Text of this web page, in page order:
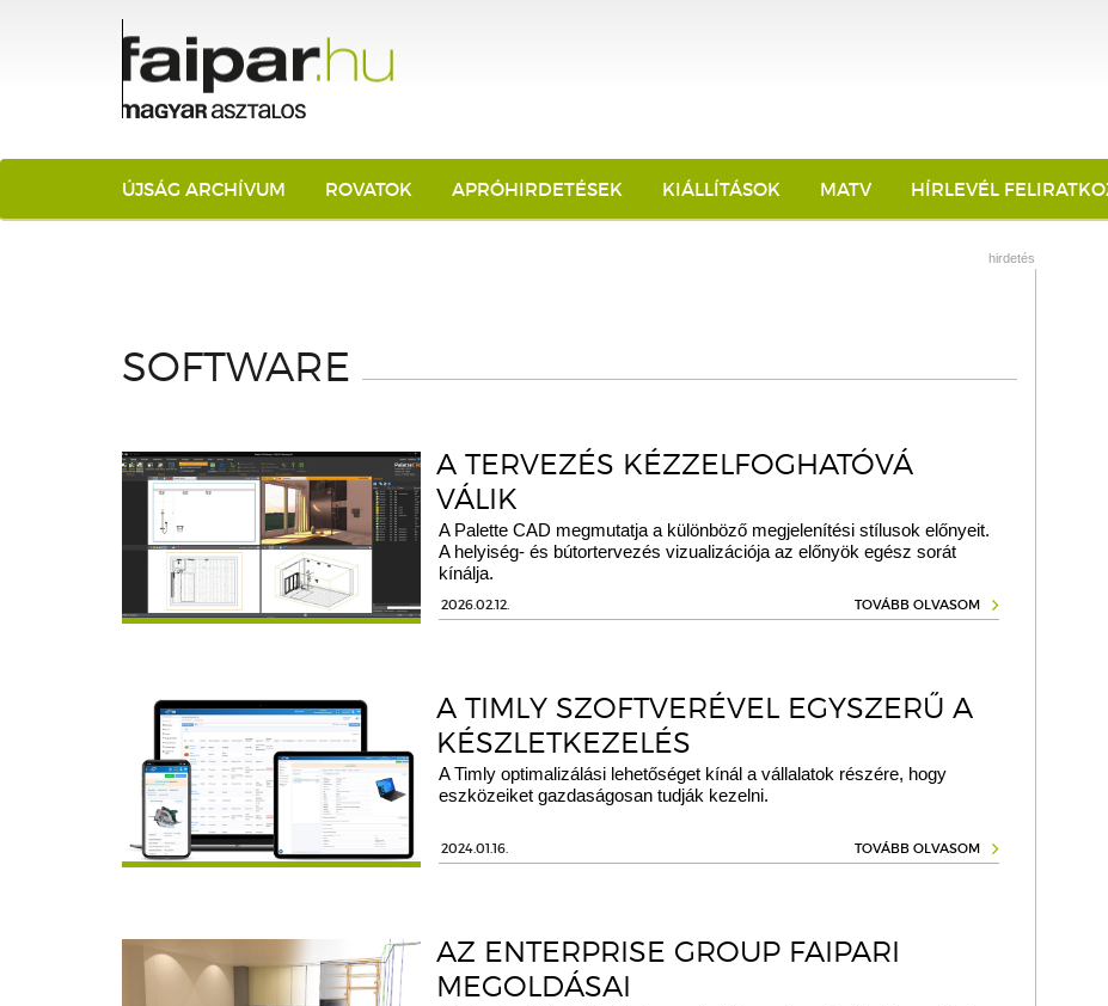
ÚJSÁG ARCHÍVUM ROVATOK APRÓHIRDETÉSEK KIÁLLÍTÁSOK MATV HÍRLEVÉL
hirdetés
SOFTWARE
A TERVEZÉS KÉZZELFOGHATÓVÁ
VÁLIK
A Palette CAD megmutatja a különböző megjelenítési stílusok előnyeit.
A helyiség- és bútortervezés vizualizációja az előnyök egész sorát
kínálja.
2026.02.12. TOVÁBB OLVASOM
A TIMLY SZOFTVERÉVEL EGYSZERŰ A
KÉSZLETKEZELÉS
A Timly optimalizálási lehetőséget kínál a vállalatok részére, hogy
eszközeiket gazdaságosan tudják kezelni.
2024.01.16. TOVÁBB OLVASOM
AZ ENTERPRISE GROUP FAIPARI
MEGOLDÁSAI